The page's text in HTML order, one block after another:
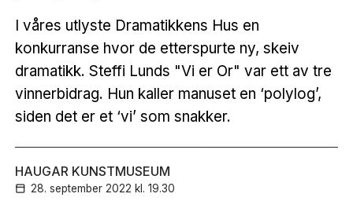
I våres utlyste Dramatikkens Hus en
konkurranse hvor de etterspurte ny, skeiv
dramatikk. Steffi Lunds "Vi er Or" var ett av tre
vinnerbidrag. Hun kaller manuset en ‘polylog’,
siden det er et ‘vi’ som snakker.
HAUGAR KUNSTMUSEUM
28. september 2022 kl. 19.30